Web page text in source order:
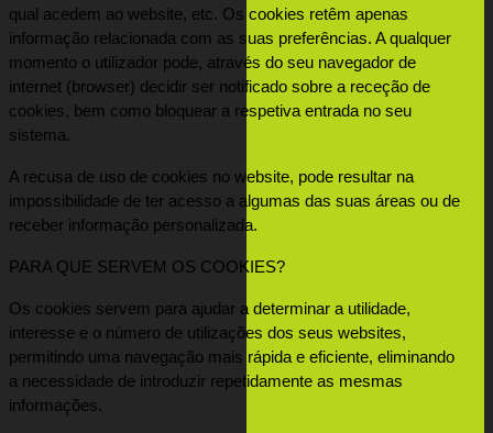
qual acedem ao website, etc. Os cookies retêm apenas
informação relacionada com as suas preferências. A qualquer
momento o utilizador pode, através do seu navegador de
internet (browser) decidir ser notificado sobre a receção de
cookies, bem como bloquear a respetiva entrada no seu
sistema.
A recusa de uso de cookies no website, pode resultar na
impossibilidade de ter acesso a algumas das suas áreas ou de
receber informação personalizada.
PARA QUE SERVEM OS COOKIES?
Os cookies servem para ajudar a determinar a utilidade,
interesse e o número de utilizações dos seus websites,
permitindo uma navegação mais rápida e eficiente, eliminando
a necessidade de introduzir repetidamente as mesmas
informações.